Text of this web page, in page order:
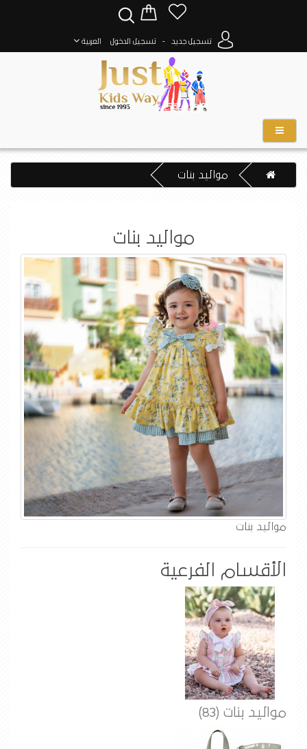
تسجيل جديد - تسجيل الدخول العربية
مواليد بنات
مواليد بنات
مواليد بنات
الأقسام الفرعية
مواليد بنات (83)